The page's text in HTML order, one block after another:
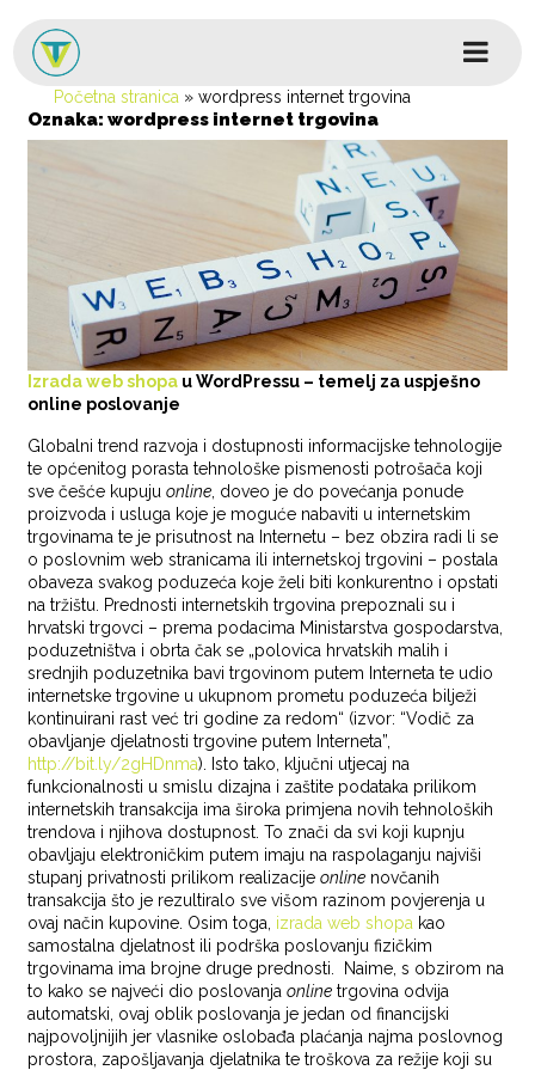
Glavni izbornik
Početna stranica »wordpress internet trgovina
Oznaka:wordpress internet trgovina
Izrada web shopa u WordPressu – temelj za uspješno
online poslovanje
Globalni trend razvoja i dostupnosti informacijske tehnologije
te općenitog porasta tehnološke pismenosti potrošača koji
sve češće kupujuonline , doveo je do povećanja ponude
proizvoda i usluga koje je moguće nabaviti u internetskim
trgovinama te je prisutnost na Internetu – bez obzira radi li se
o poslovnim web stranicama ili internetskoj trgovini – postala
obaveza svakog poduzeća koje želi biti konkurentno i opstati
na tržištu. Prednosti internetskih trgovina prepoznali su i
hrvatski trgovci – prema podacima Ministarstva gospodarstva,
poduzetništva i obrta čak se „polovica hrvatskih malih i
srednjih poduzetnika bavi trgovinom putem Interneta te udio
internetske trgovine u ukupnom prometu poduzeća bilježi
kontinuirani rast već tri godine za redom“ (izvor: “Vodič za
obavljanje djelatnosti trgovine putem Interneta”,
http://bit.ly/2gHDnma). Isto tako, ključni utjecaj na
funkcionalnosti u smislu dizajna i zaštite podataka prilikom
internetskih transakcija ima široka primjena novih tehnoloških
trendova i njihova dostupnost. To znači da svi koji kupnju
obavljaju elektroničkim putem imaju na raspolaganju najviši
stupanj privatnosti prilikom realizacijeonline novčanih
transakcija što je rezultiralo sve višom razinom povjerenja u
ovaj način kupovine. Osim toga, izrada web shopa kao
samostalna djelatnost ili podrška poslovanju fizičkim
trgovinama ima brojne druge prednosti. Naime, s obzirom na
to kako se najveći dio poslovanjaonline trgovina odvija
automatski, ovaj oblik poslovanja je jedan od financijski
najpovoljnijih jer vlasnike oslobađa plaćanja najma poslovnog
prostora, zapošljavanja djelatnika te troškova za režije koji su